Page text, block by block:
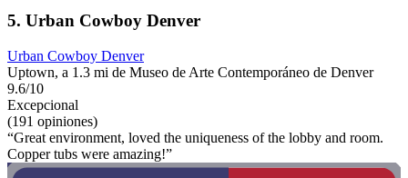
5. Urban Cowboy Denver
Urban Cowboy Denver
Uptown, a 1.3 mi de Museo de Arte Contemporáneo de Denver
9.6/10
Excepcional
(191 opiniones)
“Great environment, loved the uniqueness of the lobby and room.
Copper tubs were amazing!”